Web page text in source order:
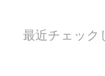
最近チェック